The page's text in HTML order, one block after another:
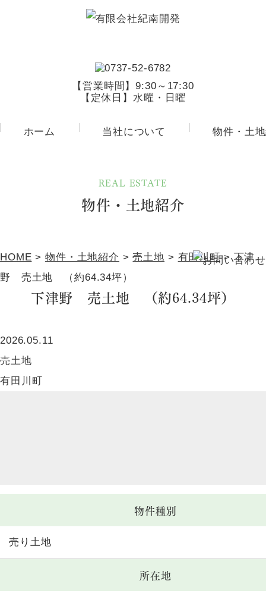
【営業時間】9:30～17:30
【定休日】水曜・日曜
ホーム 当社について 物件・土
REAL ESTATE
物件・土地紹介
HOME > 物件・土地紹介 >売土地 > 有田川町>下津
野 売土地 （約64.34坪）
下津野 売土地 （約64.34坪）
2026.05.11
売土地
有田川町
物件種別
売り土地
所在地